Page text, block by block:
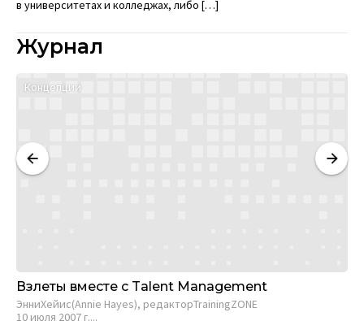
в университетах и колледжах, либо […]
Журнал
Концепции
Взлеты вместе с Talent Management
ЭнниХейис(Annie Hayes), редакторTrainingZONE
10 июля 2007 г....